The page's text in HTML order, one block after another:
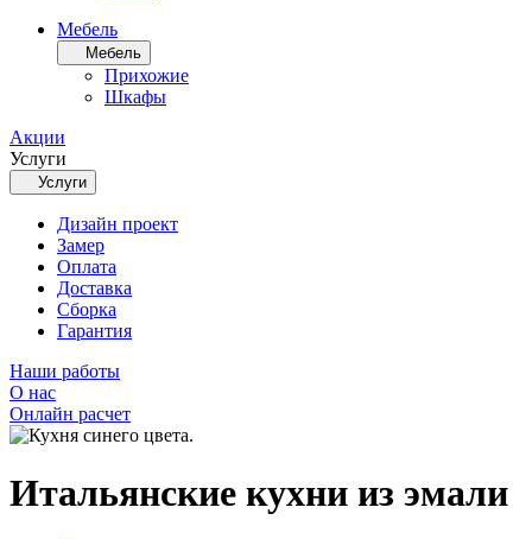
Мебель
Мебель
Прихожие
Шкафы
Акции
Услуги
Услуги
Дизайн проект
Замер
Оплата
Доставка
Сборка
Гарантия
Наши работы
О нас
Онлайн расчет
Итальянские кухни из эмали